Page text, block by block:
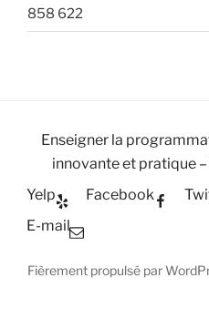
858 622
Enseigner la
innovante et pratique
Yelp
Facebook
E-mail
Fièrement propulsé par